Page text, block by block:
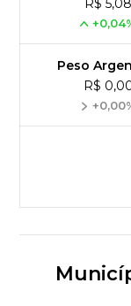
R$ 5,08
Peso
R$